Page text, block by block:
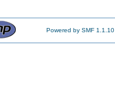
Powered by SMF 1.1.10